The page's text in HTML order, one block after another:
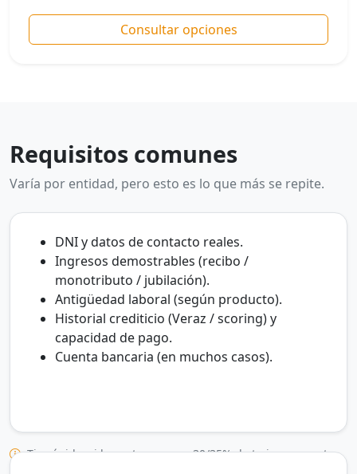
Consultar opciones
Requisitos comunes
Varía por entidad, pero esto es lo que más se repite.
DNI y datos de contacto reales.
Ingresos demostrables (recibo /
monotributo / jubilación).
Antigüedad laboral (según producto).
Historial crediticio (Veraz / scoring) y
capacidad de pago.
Cuenta bancaria (en muchos casos).
Tip rápido: si la cuota supera ~30/35% de tu ingreso neto,